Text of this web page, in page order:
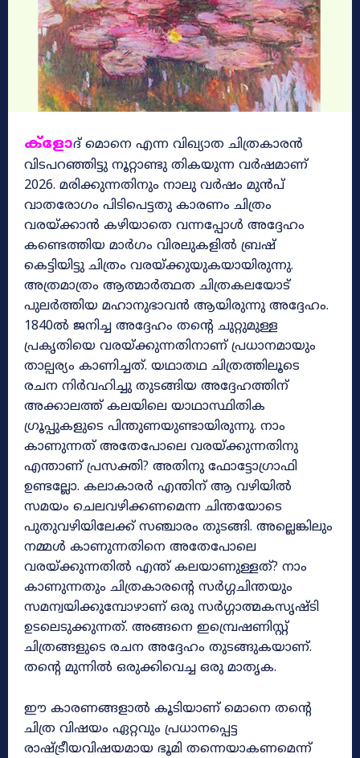
ക്ളോദ് മൊനെ എന്ന വിഖ്യാത ചിത്രകാരൻ
വിടപറഞ്ഞിട്ടു നൂറ്റാണ്ടു തികയുന്ന വർഷമാണ്
2026. മരിക്കുന്നതിനും നാലു വർഷം മുൻപ്
വാതരോഗം പിടിപെട്ടതു കാരണം ചിത്രം
വരയ്‌ക്കാൻ കഴിയാതെ വന്നപ്പോൾ അദ്ദേഹം
കണ്ടെത്തിയ മാർഗം വിരലുകളിൽ ബ്രഷ്
കെട്ടിയിട്ടു ചിത്രം വരയ്‌ക്കുയുകയായിരുന്നു.
അത്രമാത്രം ആത്മാർത്ഥത ചിത്രകലയോട്
പുലർത്തിയ മഹാനുഭാവൻ ആയിരുന്നു അദ്ദേഹം.
1840ൽ ജനിച്ച അദ്ദേഹം തന്റെ ചുറ്റുമുള്ള
പ്രകൃതിയെ വരയ്‌ക്കുന്നതിനാണ് പ്രധാനമായും
താല്പര്യം കാണിച്ചത്. യഥാതഥ ചിത്രത്തിലൂടെ
രചന നിർവഹിച്ചു തുടങ്ങിയ അദ്ദേഹത്തിന്
അക്കാലത്ത്‌ കലയിലെ യാഥാസ്ഥിതിക
ഗ്രൂപ്പുകളുടെ പിന്തുണയുണ്ടായിരുന്നു. നാം
കാണുന്നത് അതേപോലെ വരയ്‌ക്കുന്നതിനു
എന്താണ് പ്രസക്തി? അതിനു ഫോട്ടോഗ്രാഫി
ഉണ്ടല്ലോ. കലാകാരർ എന്തിന്‌ ആ വഴിയിൽ
സമയം ചെലവഴിക്കണമെന്ന ചിന്തയോടെ
പുതുവഴിയിലേക്ക് സഞ്ചാരം തുടങ്ങി. അല്ലെങ്കിലും
നമ്മൾ കാണുന്നതിനെ അതേപോലെ
വരയ്‌ക്കുന്നതിൽ എന്ത് കലയാണുള്ളത്? നാം
കാണുന്നതും ചിത്രകാരന്റെ സർഗ്ഗചിന്തയും
സമന്വയിക്കുമ്പോഴാണ് ഒരു സർഗ്ഗാത്മകസൃഷ്ടി
ഉടലെടുക്കുന്നത്. അങ്ങനെ ഇമ്പ്രെഷണിസ്റ്റ്‌
ചിത്രങ്ങളുടെ രചന അദ്ദേഹം തുടങ്ങുകയാണ്.
തന്റെ മുന്നിൽ ഒരുക്കിവെച്ച ഒരു മാതൃക.
ഈ കാരണങ്ങളാൽ കൂടിയാണ് മൊനെ തന്റെ
ചിത്ര വിഷയം ഏറ്റവും പ്രധാനപ്പെട്ട
രാഷ്ട്രീയവിഷയമായ ഭൂമി തന്നെയാകണമെന്ന്